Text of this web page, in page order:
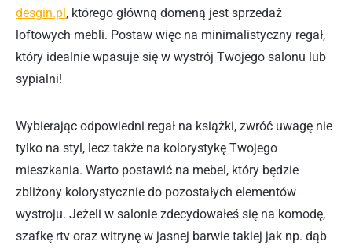
desgin.pl, którego główną domeną jest sprzedaż
loftowych mebli. Postaw więc na minimalistyczny regał,
który idealnie wpasuje się w wystrój Twojego salonu lub
sypialni!
Wybierając odpowiedni regał na książki, zwróć uwagę nie
tylko na styl, lecz także na kolorystykę Twojego
mieszkania. Warto postawić na mebel, który będzie
zbliżony kolorystycznie do pozostałych elementów
wystroju. Jeżeli w salonie zdecydowałeś się na komodę,
szafkę rtv oraz witrynę w jasnej barwie takiej jak np. dąb